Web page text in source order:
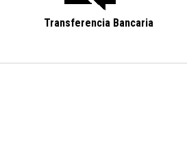
Transferencia Bancaria